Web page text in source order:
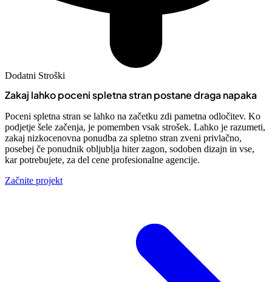
Dodatni Stroški
Zakaj lahko poceni spletna stran postane draga napaka
Poceni spletna stran se lahko na začetku zdi pametna odločitev. Ko
podjetje šele začenja, je pomemben vsak strošek. Lahko je razumeti,
zakaj nizkocenovna ponudba za spletno stran zveni privlačno,
posebej če ponudnik obljublja hiter zagon, sodoben dizajn in vse,
kar potrebujete, za del cene profesionalne agencije.
Začnite projekt